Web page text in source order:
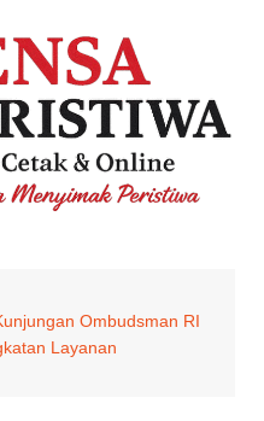
Ombudsman RI
Layanan